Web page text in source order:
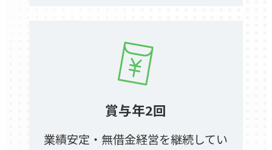
賞与年2回
業績安定・無借金経営を継続してい